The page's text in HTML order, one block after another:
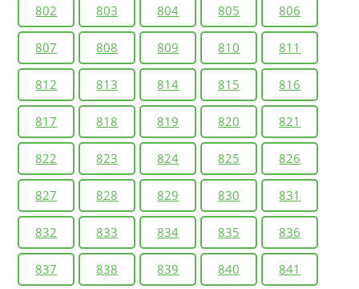
802 803 804 805 806
807 808 809 810 811
812 813 814 815 816
817 818 819 820 821
822 823 824 825 826
827 828 829 830 831
832 833 834 835 836
837 838 839 840 841